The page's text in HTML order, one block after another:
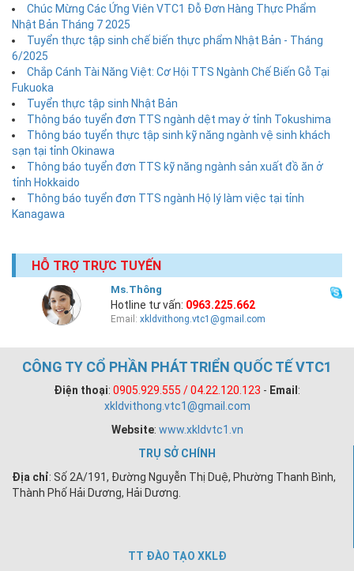
Chúc Mừng Các Ứng Viên VTC1 Đỗ Đơn Hàng Thực Phẩm
Nhật Bản Tháng 7 2025
Tuyển thực tập sinh chế biến thực phẩm Nhật Bản - Tháng
6/2025
Chắp Cánh Tài Năng Việt: Cơ Hội TTS Ngành Chế Biến Gỗ Tại
Fukuoka
Tuyển thực tập sinh Nhật Bản
Thông báo tuyển đơn TTS ngành dệt may ở tỉnh Tokushima
Thông báo tuyển thực tập sinh kỹ năng ngành vệ sinh khách
sạn tại tỉnh Okinawa
Thông báo tuyển đơn TTS kỹ năng ngành sản xuất đồ ăn ở
tỉnh Hokkaido
Thông báo tuyển đơn TTS ngành Hộ lý làm việc tại tỉnh
Kanagawa
HỖ TRỢ TRỰC TUYẾN
Ms.Thông
Hotline tư vấn: 0963.225.662
Email:xkldvithong.vtc1@gmail.com
CÔNG TY CỔ PHẦN PHÁT TRIỂN QUỐC TẾ VTC1
Điện thoại: 0905.929.555 / 04.22.120.123 - Email :
xkldvithong.vtc1@gmail.com
Website: www.xkldvtc1.vn
TRỤ SỞ CHÍNH
Địa chỉ: Số 2A/191, Đường Nguyễn Thị Duệ, Phường Thanh Bình,
Thành Phố Hải Dương, Hải Dương.
TT ĐÀO TẠO XKLĐ